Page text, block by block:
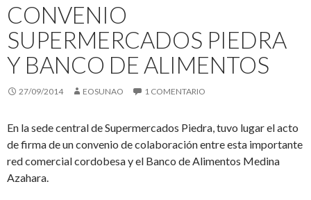
CONVENIO
SUPERMERCADOS PIEDRA
Y BANCO DE ALIMENTOS
27/09/2014 EOSUNAO 1 COMENTARIO
En la sede central de Supermercados Piedra, tuvo lugar el acto
de firma de un convenio de colaboración entre esta importante
red comercial cordobesa y el Banco de Alimentos Medina
Azahara.